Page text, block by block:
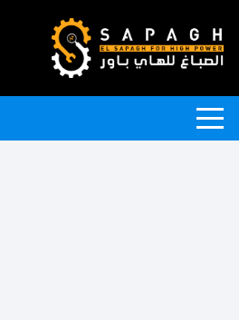
إلى
المحتوى